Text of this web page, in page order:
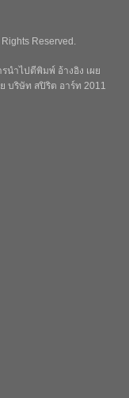
Reserved.
นำไปตีพิมพ์ อ้างอิง เผย
บริษัท สปิริต อาร์ท 2011